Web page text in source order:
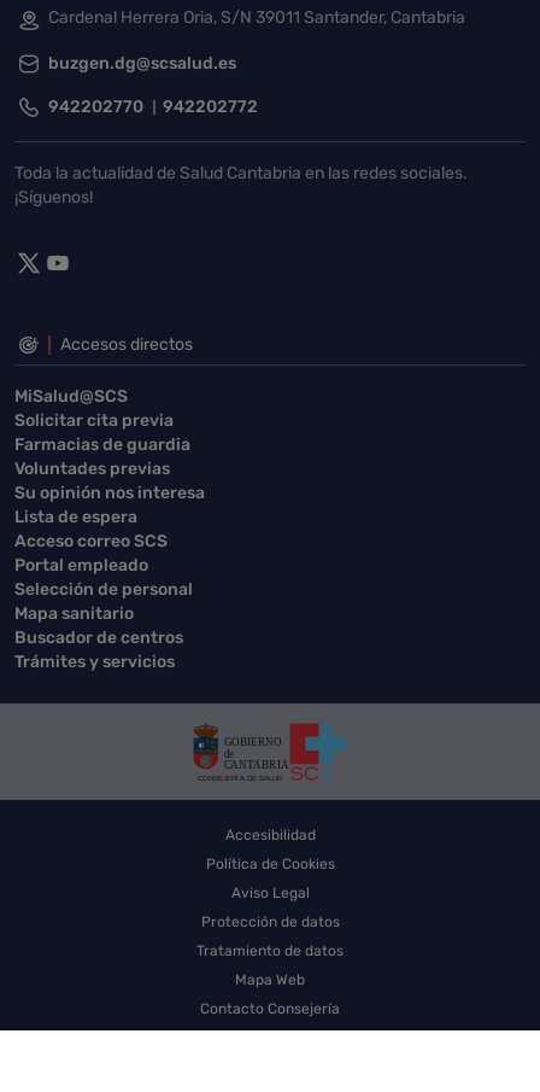
Cardenal Herrera Oria, S/N 39011 Santander, Cantabria
buzgen.dg@scsalud.es
942202770 942202772
Toda la actualidad de Salud Cantabria en las redes sociales.
¡Síguenos!
Accesos directos
MiSalud@SCS
Solicitar cita previa
Farmacias de guardia
Voluntades previas
Su opinión nos interesa
Lista de espera
Acceso correo SCS
Portal empleado
Selección de personal
Mapa sanitario
Buscador de centros
Trámites y servicios
Accesibilidad
Política de Cookies
Aviso Legal
Protección de datos
Tratamiento de datos
Mapa Web
Contacto Consejería